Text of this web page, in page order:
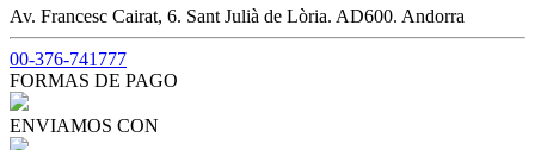
Av. Francesc Cairat, 6. Sant Julià de Lòria. AD600. Andorra
00-376-741777
FORMAS DE PAGO
ENVIAMOS CON